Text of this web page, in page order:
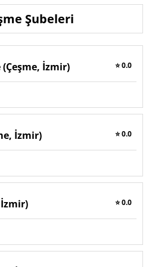
Şubeleri
(Çeşme, İzmir) ⭐ 0.0
İzmir) ⭐ 0.0
İzmir) ⭐ 0.0